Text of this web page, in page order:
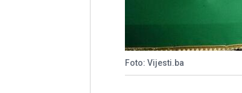
Foto: Vijesti.ba